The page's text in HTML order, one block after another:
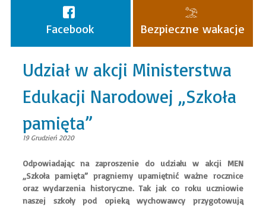
Facebook Bezpieczne wakacje
Udział w akcji Ministerstwa
Edukacji Narodowej „Szkoła
pamięta”
19 Grudzień 2020
​Odpowiadając na zaproszenie do udziału w akcji MEN
„Szkoła pamięta” pragniemy upamiętnić ważne rocznice
oraz wydarzenia historyczne. Tak jak co roku uczniowie
naszej szkoły pod opieką wychowawcy przygotowują